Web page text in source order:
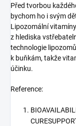
Před tvorbou
bychom ho i svým
Lipozomální
z hlediska
technologie
k buňkám, takže
účinku.
Reference: